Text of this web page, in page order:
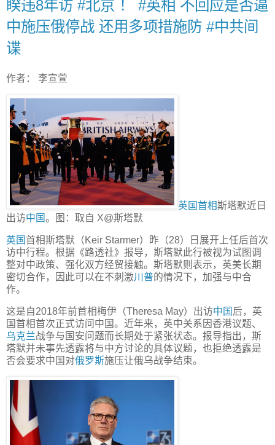
睽违8年访 #北京 ！ #英相 不回应是否逼
中施压俄停战 还用多项措施防 #中共间
谍
作者： 李宣萱
英国首相斯塔默近日
出访中国。图：取自 X@斯塔默
英国首相斯塔默（Keir Starmer）昨（28）日展开上任后首次
访中行程。根据《路透社》报导，斯塔默此行被视为试图调
整对中政策、强化双方经贸接触。斯塔默则表示，英美长期
密切合作，因此可以在不刺激川普的情况下，加强与中合
作。
这是自2018年前首相梅伊（Theresa May）出访中国 后，英
国首相首次正式访问中国。近年来，英中关系因香港议题、
乌克兰战争与国安问题而长期处于紧张状态。报导指出，斯
塔默并未事先透露将与中方讨论的具体议题，也拒绝透露是
否会要求中国对俄罗斯施压让俄乌战争结束。